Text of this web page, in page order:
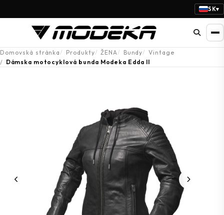
SK▾
Domovská stránka Produkty ŽENA Bundy
Vintage
Dámska motocyklová bunda Modeka Edda II